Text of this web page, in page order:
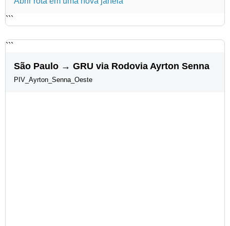
```
```
São Paulo → GRU via Rodovia Ayrton Senna
PIV_Ayrton_Senna_Oeste